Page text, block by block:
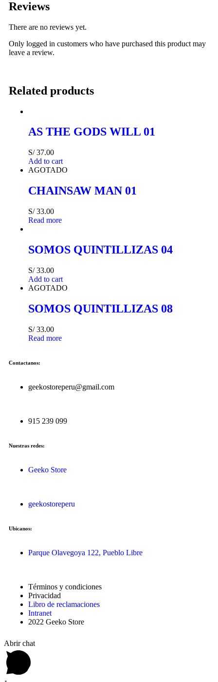
Reviews
There are no reviews yet.
Only logged in customers who have purchased this product may
leave a review.
Related products
AS THE GODS WILL 01
S/37.00
Add to cart
AGOTADO
CHAINSAW MAN 01
S/33.00
Read more
SOMOS QUINTILLIZAS 04
S/33.00
Add to cart
AGOTADO
SOMOS QUINTILLIZAS 08
S/33.00
Read more
Contactanos:
geekostoreperu@gmail.com
915 239 099
Nuestras redes:
Geeko Store
geekostoreperu
Ubicanos:
Parque Olavegoya 122, Pueblo Libre
Términos y condiciones
Privacidad
Libro de reclamaciones
Intranet
2022 Geeko Store
Abrir chat